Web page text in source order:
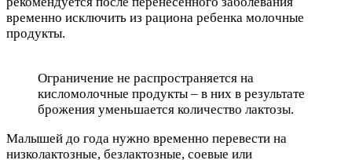
временно исключить из рациона ребенка молочные
продукты.
Ограничение не распространяется на
кисломолочные продукты – в них в результате
брожения уменьшается количество лактозы.
Малышей до года нужно временно перевести на
низколактозные, безлактозные, соевые или